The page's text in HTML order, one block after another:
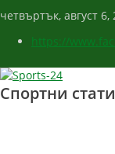
четвъртък, август 6,
https://
Спортни